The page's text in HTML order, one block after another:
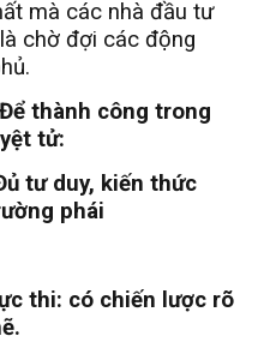
mà các nhà đầu tư
chờ đợi các động
thành công trong
tử:
tư duy, kiến thức
phái
thi: có chiến lược rõ